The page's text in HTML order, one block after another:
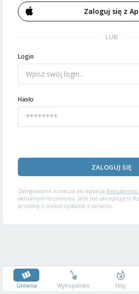
Zaloguj się z
LUB
Login
Hasło
ZALOGUJ SIĘ
Zalogowanie oznacza akceptację
aktualnym brzmieniu. Jeśli nie akceptujesz
prosimy o niekorzystanie z serwisu.
Główna Wykopalisko Hity